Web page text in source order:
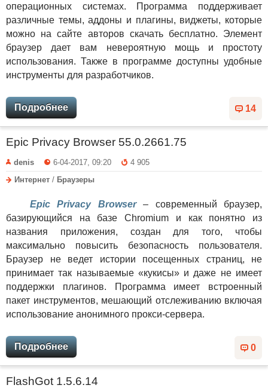
операционных системах. Программа поддерживает
различные темы, аддоны и плагины, виджеты, которые
можно на сайте авторов скачать бесплатно. Элемент
браузер дает вам невероятную мощь и простоту
использования. Также в программе доступны удобные
инструменты для разработчиков.
14
Подробнее
Epic Privacy Browser 55.0.2661.75
denis 6-04-2017, 09:20
4 905
Интернет / Браузеры
Epic Privacy Browser– современный браузер,
базирующийся на базе Chromium и как понятно из
названия приложения, создан для того, чтобы
максимально повысить безопасность пользователя.
Браузер не ведет истории посещенных страниц, не
принимает так называемые «кукисы» и даже не имеет
поддержки плагинов. Программа имеет встроенный
пакет инструментов, мешающий отслеживанию включая
использование анонимного прокси-сервера.
0
Подробнее
FlashGot 1.5.6.14